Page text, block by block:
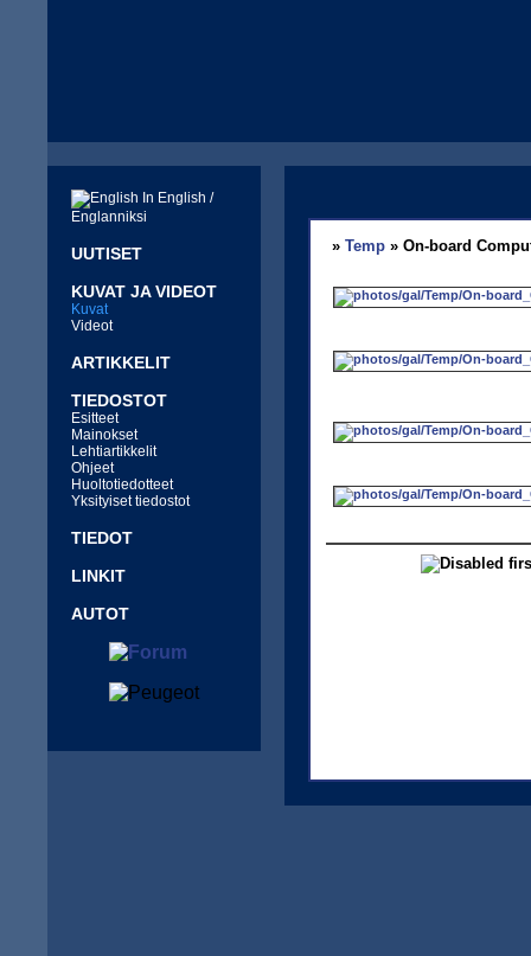
In English /
Englanniksi
UUTISET
KUVAT JA VIDEOT
Kuvat
Videot
ARTIKKELIT
TIEDOSTOT
Esitteet
Mainokset
Lehtiartikkelit
Ohjeet
Huoltotiedotteet
Yksityiset tiedostot
TIEDOT
LINKIT
AUTOT
» Temp » On-board